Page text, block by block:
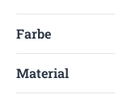
Farbe
Material